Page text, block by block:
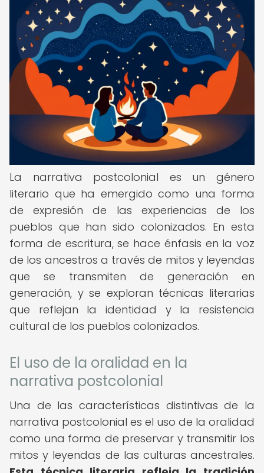
La narrativa postcolonial es un género
literario que ha emergido como una forma
de expresión de las experiencias de los
pueblos que han sido colonizados. En esta
forma de escritura, se hace énfasis en la voz
de los ancestros a través de mitos y leyendas
que se transmiten de generación en
generación, y se exploran técnicas literarias
que reflejan la identidad y la resistencia
cultural de los pueblos colonizados.
El uso de la oralidad en la
narrativa postcolonial
Una de las características distintivas de la
narrativa postcolonial es el uso de la oralidad
como una forma de preservar y transmitir los
mitos y leyendas de las culturas ancestrales.